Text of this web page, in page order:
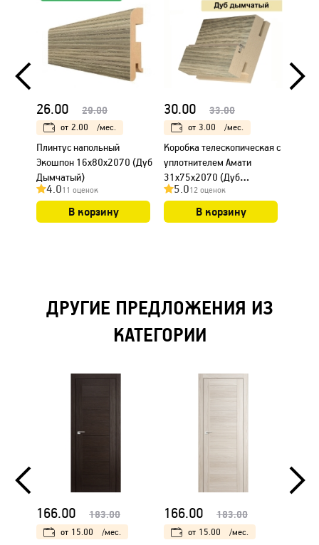
26.00 29.00
от 2.00 /мес.
Плинтус напольный
Экошпон 16х80х2070 (Дуб
Дымчатый)
4.011 оценок
В корзину
30.00 33.00
от 3.00 /мес.
Коробка телескопическая с
уплотнителем Амати
31х75х2070 (Дуб
Дымчатый)
5.012 оценок
В корзину
ДРУГИЕ ПРЕДЛОЖЕНИЯ ИЗ
КАТЕГОРИИ
166.00 183.00
от 15.00 /мес.
166.00 183.00
от 15.00 /мес.